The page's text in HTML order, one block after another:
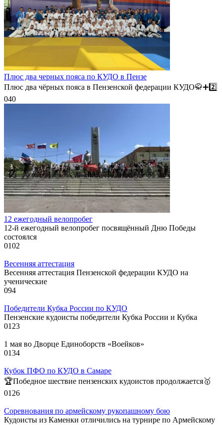
Плюс два черных пояса по КУДО в Пензе
Плюс два чёрных пояса в Пензенской федерации КУДО🥋➕️2️⃣
040
12 ежегодный велопробег
12-й ежегодный велопробег посвящённый Дню Победы
состоялся
0102
Весенняя аттестация
Весенняя аттестация Пензенской федерации КУДО на
ученические
094
Победители Кубка России по КУДО
Пензенские кудоисты победители Кубка России и Кубка
0123
1 мая во Дворце Единоборств «Воейков»
0134
Кубок ПФО по КУДО в Самаре
🏆Победное шествие пензенских кудоистов продолжается🥇
0126
Соревнования по армейскому рукопашному бою
Кудоисты из Каменки отличились на турнире по Армейскому